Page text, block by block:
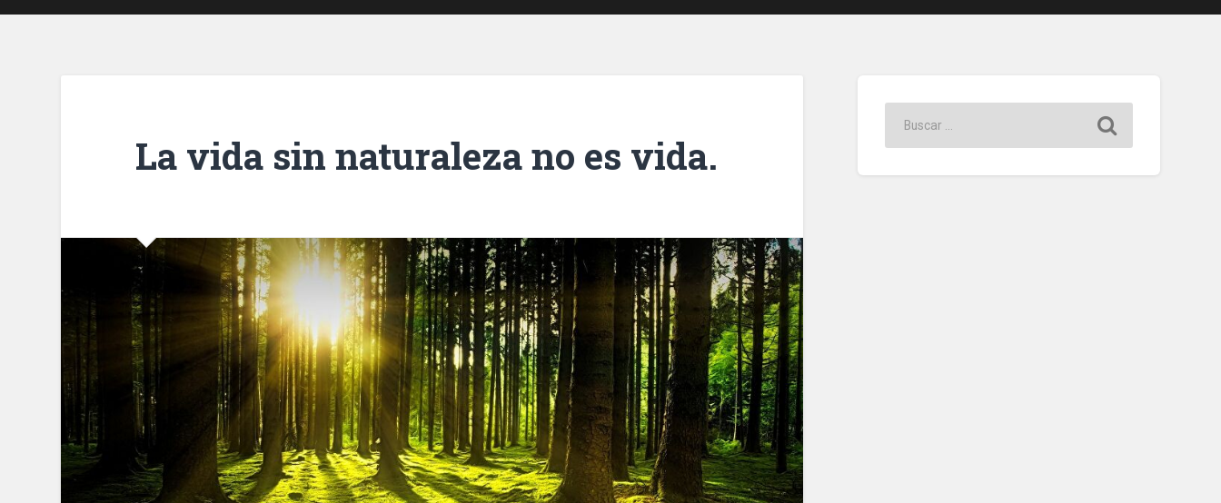
La vida sin naturaleza no es vida.